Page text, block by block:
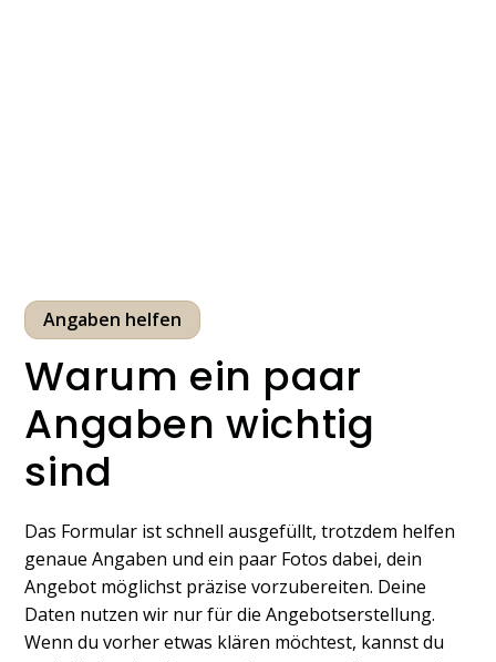
Angaben helfen
Warum ein paar
Angaben wichtig
sind
Das Formular ist schnell ausgefüllt, trotzdem helfen
genaue Angaben und ein paar Fotos dabei, dein
Angebot möglichst präzise vorzubereiten. Deine
Daten nutzen wir nur für die Angebotserstellung.
Wenn du vorher etwas klären möchtest, kannst du